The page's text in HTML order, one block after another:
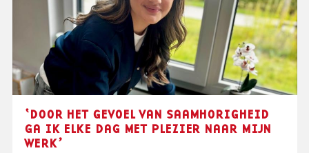
‘DOOR HET GEVOEL VAN SAAMHORIGHEID
GA IK ELKE DAG MET PLEZIER NAAR MIJN
WERK’